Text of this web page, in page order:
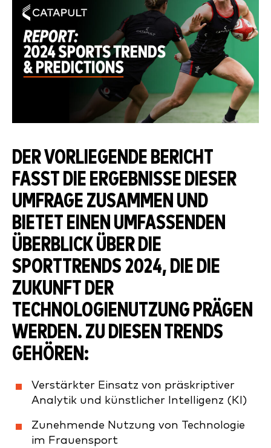
DER VORLIEGENDE BERICHT
FASST DIE ERGEBNISSE DIESER
UMFRAGE ZUSAMMEN UND
BIETET EINEN UMFASSENDEN
ÜBERBLICK ÜBER DIE
SPORTTRENDS 2024, DIE DIE
ZUKUNFT DER
TECHNOLOGIENUTZUNG PRÄGEN
WERDEN. ZU DIESEN TRENDS
GEHÖREN:
Verstärkter Einsatz von präskriptiver
Analytik und künstlicher Intelligenz (KI)
Zunehmende Nutzung von Technologie
im Frauensport